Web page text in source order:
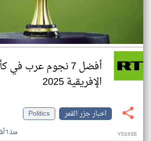
أفضل 7 نجوم عرب
الإفريقية 2025
اخبار جزر القمر
Politics
منذ ٦ أشهر YD16SE